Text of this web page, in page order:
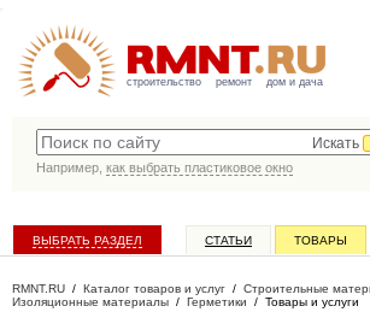
строительство ремонт дом и дача
Искать
Например, как выбрать пластиковое окно
ВЫБРАТЬ РАЗДЕЛ СТАТЬИ ТОВАРЫ
RMNT.RU / Каталог товаров и услуг / Строительные
Изоляционные материалы / Герметики / Товары и услуги